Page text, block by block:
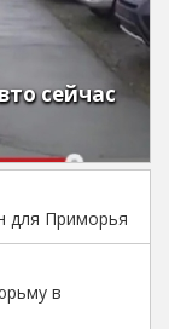
сейчас
для Приморья
в